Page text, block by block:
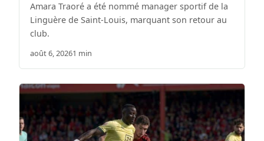
Amara Traoré a été nommé manager sportif de la
Linguère de Saint-Louis, marquant son retour au
club.
août 6, 20261 min